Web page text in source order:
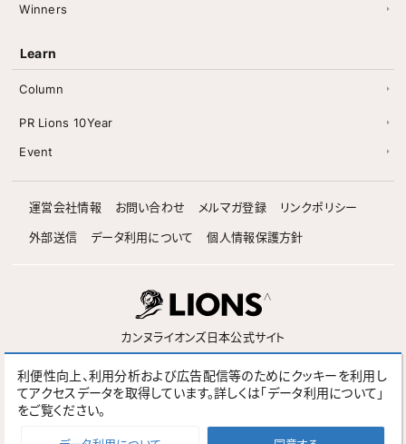
Winners
Learn
Column
PR Lions 10Year
Event
運営会社情報 お問い合わせ メルマガ登録 リンクポリシー
外部送信 データ利用について 個人情報保護方針
カンヌライオンズ日本公式サイト
Follow
Spikes Asia Official Site
利便性向上、利用分析および広告配信等のためにクッキーを利用し
てアクセスデータを取得しています。詳しくは「データ利用について」
をご覧ください。